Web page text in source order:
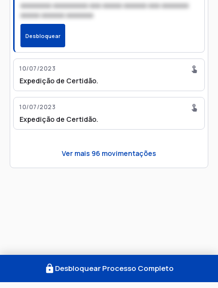
xxxxxxxx xxxxxxxxx xxx xxxxx xxxxxx xxx xxxxxxx
xxxxx xxxxxx xxxxxxx
Desbloquear
10/07/2023
Expedição de Certidão.
10/07/2023
Expedição de Certidão.
Ver mais 96 movimentações
Desbloquear Processo Completo